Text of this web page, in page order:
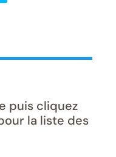
puis cliquez
la liste des